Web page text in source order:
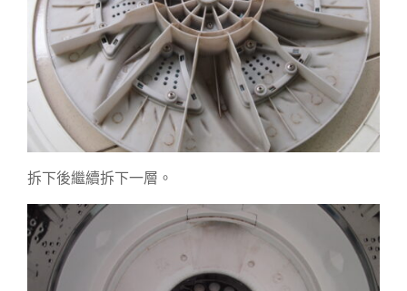
拆下後繼續拆下一層。